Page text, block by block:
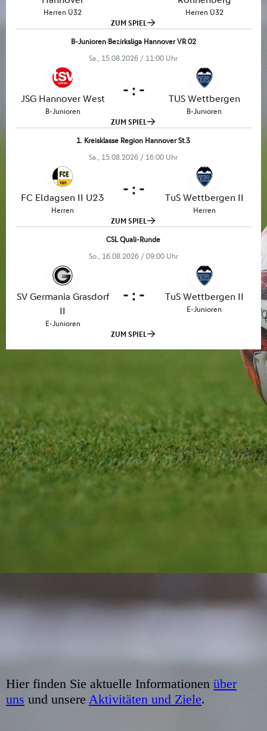
Hier finden Sie aktuelle Informationen über
uns und unsere Aktivitäten und Ziele.